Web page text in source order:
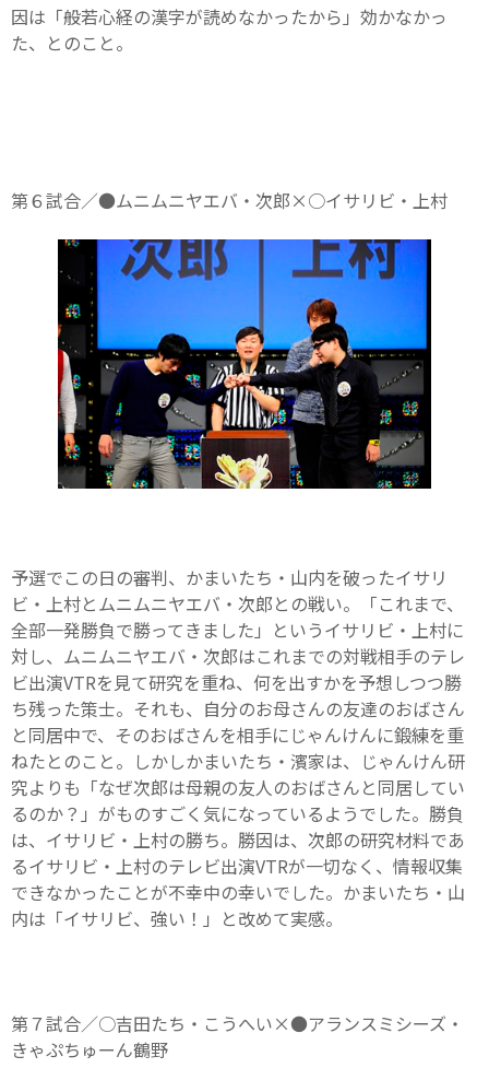
因は「般若心経の漢字が読めなかったから」効かなかっ
た、とのこと。
第６試合／●ムニムニヤエバ・次郎×○イサリビ・上村
予選でこの日の審判、かまいたち・山内を破ったイサリ
ビ・上村とムニムニヤエバ・次郎との戦い。「これまで、
全部一発勝負で勝ってきました」というイサリビ・上村に
対し、ムニムニヤエバ・次郎はこれまでの対戦相手のテレ
ビ出演VTRを見て研究を重ね、何を出すかを予想しつつ勝
ち残った策士。それも、自分のお母さんの友達のおばさん
と同居中で、そのおばさんを相手にじゃんけんに鍛練を重
ねたとのこと。しかしかまいたち・濱家は、じゃんけん研
究よりも「なぜ次郎は母親の友人のおばさんと同居してい
るのか？」がものすごく気になっているようでした。勝負
は、イサリビ・上村の勝ち。勝因は、次郎の研究材料であ
るイサリビ・上村のテレビ出演VTRが一切なく、情報収集
できなかったことが不幸中の幸いでした。かまいたち・山
内は「イサリビ、強い！」と改めて実感。
第７試合／○吉田たち・こうへい×●アランスミシーズ・
きゃぷちゅーん鶴野